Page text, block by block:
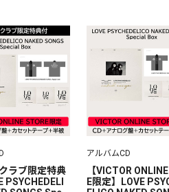
ラブ限定特典
PSYCHEDELI
アルバムCD
【VICTOR
E限定】LOVE